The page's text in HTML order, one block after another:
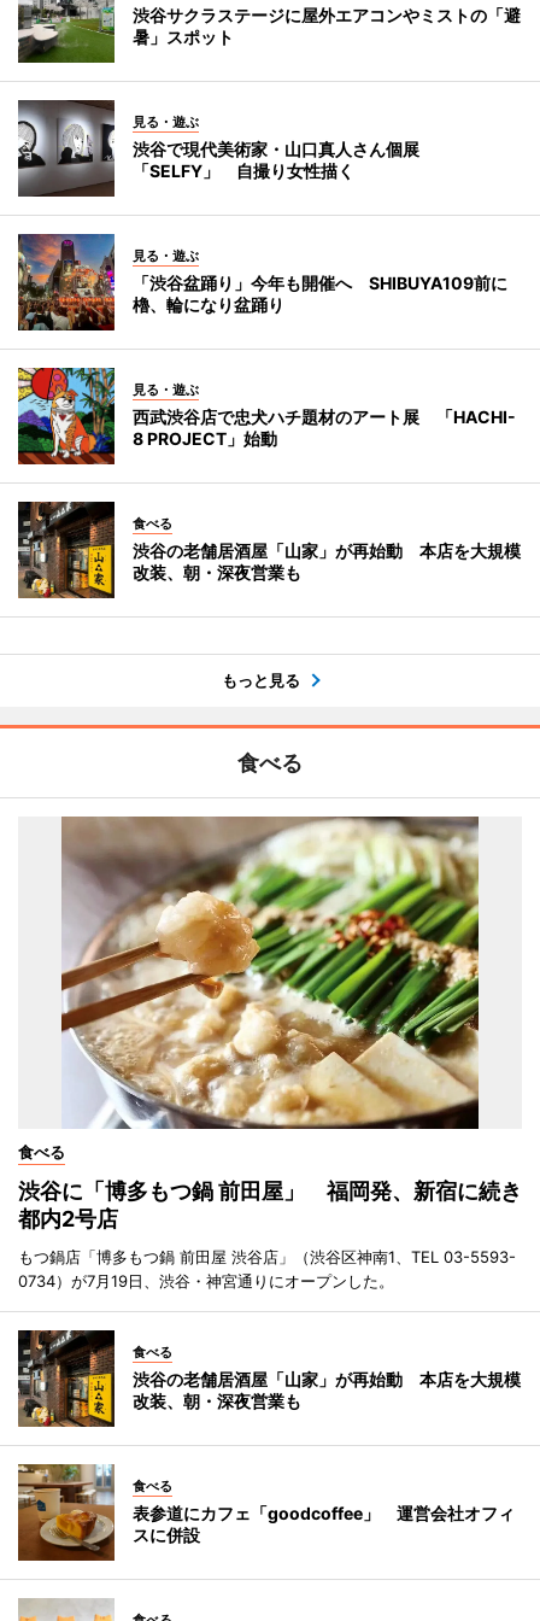
渋谷サクラステージに屋外エアコンやミストの「避
暑」スポット
見る・遊ぶ
渋谷で現代美術家・山口真人さん個展
「SELFY」 自撮り女性描く
見る・遊ぶ
「渋谷盆踊り」今年も開催へ SHIBUYA109前に
櫓、輪になり盆踊り
見る・遊ぶ
西武渋谷店で忠犬ハチ題材のアート展 「HACHI-
8 PROJECT」始動
食べる
渋谷の老舗居酒屋「山家」が再始動 本店を大規模
改装、朝・深夜営業も
もっと見る
食べる
食べる
渋谷に「博多もつ鍋 前田屋」 福岡発、新宿に続き
都内2号店
もつ鍋店「博多もつ鍋 前田屋 渋谷店」（渋谷区神南1、TEL 03-5593-
0734）が7月19日、渋谷・神宮通りにオープンした。
食べる
渋谷の老舗居酒屋「山家」が再始動 本店を大規模
改装、朝・深夜営業も
食べる
表参道にカフェ「goodcoffee」 運営会社オフィ
スに併設